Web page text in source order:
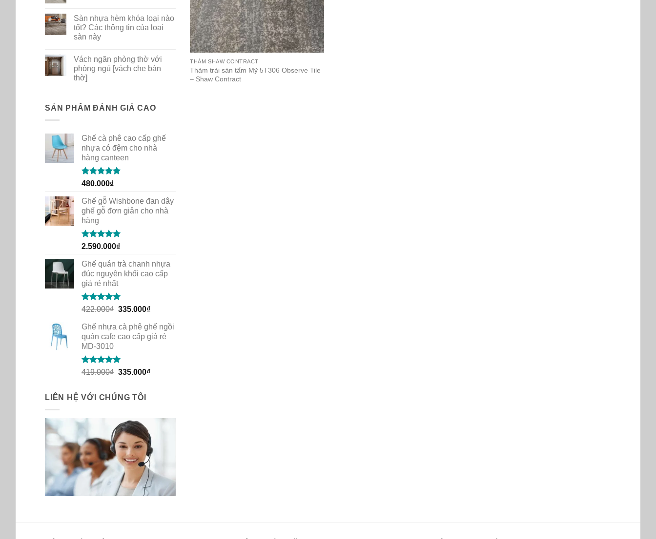
PP
dùng
cho
gia
cafe
on
Bộ
sưu
tập
New
Path
của
Shaw
Contract
Sàn nhựa hèm khóa loại nào
tốt? Các thông tin của loại
sàn này
on
Sàn
nhựa
hèm
tốt?
Các
loại
sàn
Vách ngăn phòng thờ với
phòng ngủ [vách che bàn
thờ]
Vách
phòng
ngủ
[vách
bàn
thờ]
SẢN PHẨM ĐÁNH GIÁ CAO
Ghế cà phê cao cấp ghế
nhựa có đệm cho nhà
hàng canteen
Rated5.00
480.000₫
Ghế gỗ Wishbone đan dây
ghế gỗ đơn giản cho nhà
hàng
Rated5.00
2.590.000₫
Ghế quán trà chanh nhựa
đúc nguyên khối cao cấp
giá rẻ nhất
Rated5.00
422.000₫ Original
was:
422.000₫.
335.000₫Current
is:
335.000₫.
Ghế nhựa cà phê ghế ngồi
quán cafe cao cấp giá rẻ
MD-3010
Rated5.00
419.000₫ Original
419.000₫.
335.000₫Current
LIÊN HỆ VỚI CHÚNG TÔI
THẢM SHAW CONTRACT
Thảm trải sàn tấm Mỹ 5T306 Observe Tile
– Shaw Contract